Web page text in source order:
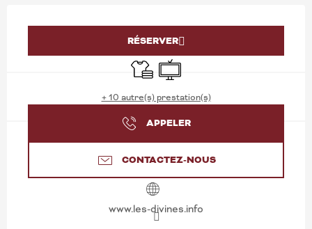
OUVERTURE ET
RÉSERVER
Draps et linge
Télévision
+ 10 autre(s) prestation(s)
APPELER
CONTACTEZ-NOUS
www.les-divines.info